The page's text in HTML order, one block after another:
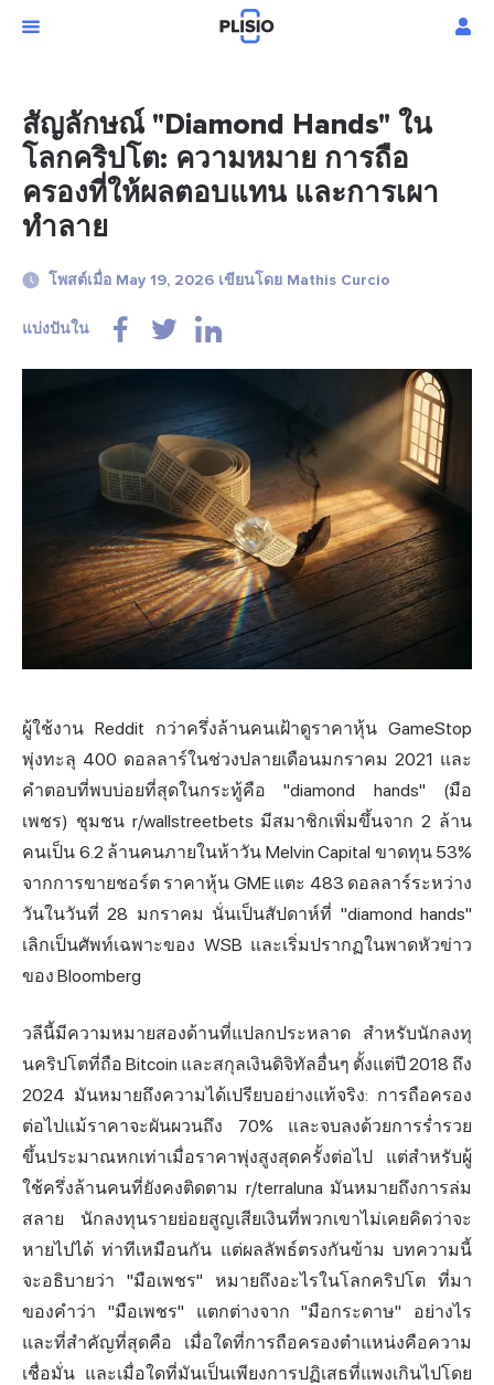
สัญลักษณ์ "Diamond Hands" ใน
โลกคริปโต: ความหมาย การถือ
ครองที่ให้ผลตอบแทน และการเผา
ทำลาย
โพสต์เมื่อ May 19, 2026 เขียนโดย Mathis Curcio
แบ่งปันใน
ผู้ใช้งาน Reddit กว่าครึ่งล้านคนเฝ้าดูราคาหุ้น GameStop
พุ่งทะลุ 400 ดอลลาร์ในช่วงปลายเดือนมกราคม 2021 และ
คำตอบที่พบบ่อยที่สุดในกระทู้คือ "diamond hands" (มือ
เพชร) ชุมชน r/wallstreetbets มีสมาชิกเพิ่มขึ้นจาก 2 ล้าน
คนเป็น 6.2 ล้านคนภายในห้าวัน Melvin Capital ขาดทุน 53%
จากการขายชอร์ต ราคาหุ้น GME แตะ 483 ดอลลาร์ระหว่าง
วันในวันที่ 28 มกราคม นั่นเป็นสัปดาห์ที่ "diamond hands"
เลิกเป็นศัพท์เฉพาะของ WSB และเริ่มปรากฏในพาดหัวข่าว
ของ Bloomberg
วลีนี้มีความหมายสองด้านที่แปลกประหลาด สำหรับนักลงทุ
นคริปโตที่ถือ Bitcoin และสกุลเงินดิจิทัลอื่นๆ ตั้งแต่ปี 2018 ถึง
2024 มันหมายถึงความได้เปรียบอย่างแท้จริง: การถือครอง
ต่อไปแม้ราคาจะผันผวนถึง 70% และจบลงด้วยการร่ำรวย
ขึ้นประมาณหกเท่าเมื่อราคาพุ่งสูงสุดครั้งต่อไป แต่สำหรับผู้
ใช้ครึ่งล้านคนที่ยังคงติดตาม r/terraluna มันหมายถึงการล่ม
สลาย นักลงทุนรายย่อยสูญเสียเงินที่พวกเขาไม่เคยคิดว่าจะ
หายไปได้ ท่าทีเหมือนกัน แต่ผลลัพธ์ตรงกันข้าม บทความนี้
จะอธิบายว่า "มือเพชร" หมายถึงอะไรในโลกคริปโต ที่มา
ของคำว่า "มือเพชร" แตกต่างจาก "มือกระดาษ" อย่างไร
และที่สำคัญที่สุดคือ เมื่อใดที่การถือครองตำแหน่งคือความ
เชื่อมั่น และเมื่อใดที่มันเป็นเพียงการปฏิเสธที่แพงเกินไปโดย